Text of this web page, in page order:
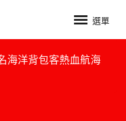
選單
海洋背包客熱血航海